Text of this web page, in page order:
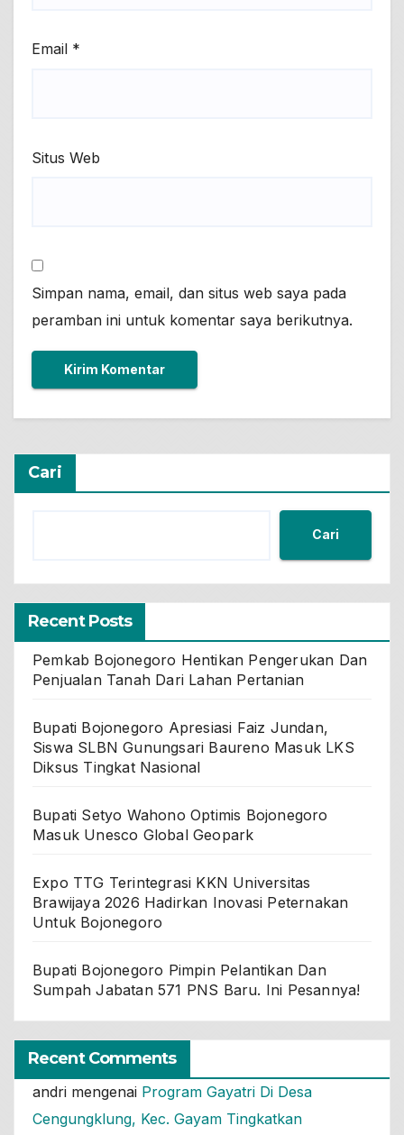
Email *
Situs Web
Simpan nama, email, dan situs web saya pada
peramban ini untuk komentar saya berikutnya.
Cari
Cari
Recent Posts
Pemkab Bojonegoro Hentikan Pengerukan Dan
Penjualan Tanah Dari Lahan Pertanian
Bupati Bojonegoro Apresiasi Faiz Jundan,
Siswa SLBN Gunungsari Baureno Masuk LKS
Diksus Tingkat Nasional
Bupati Setyo Wahono Optimis Bojonegoro
Masuk Unesco Global Geopark
Expo TTG Terintegrasi KKN Universitas
Brawijaya 2026 Hadirkan Inovasi Peternakan
Untuk Bojonegoro
Bupati Bojonegoro Pimpin Pelantikan Dan
Sumpah Jabatan 571 PNS Baru. Ini Pesannya!
Recent Comments
andri mengenai Program Gayatri Di Desa
Cengungklung, Kec. Gayam Tingkatkan